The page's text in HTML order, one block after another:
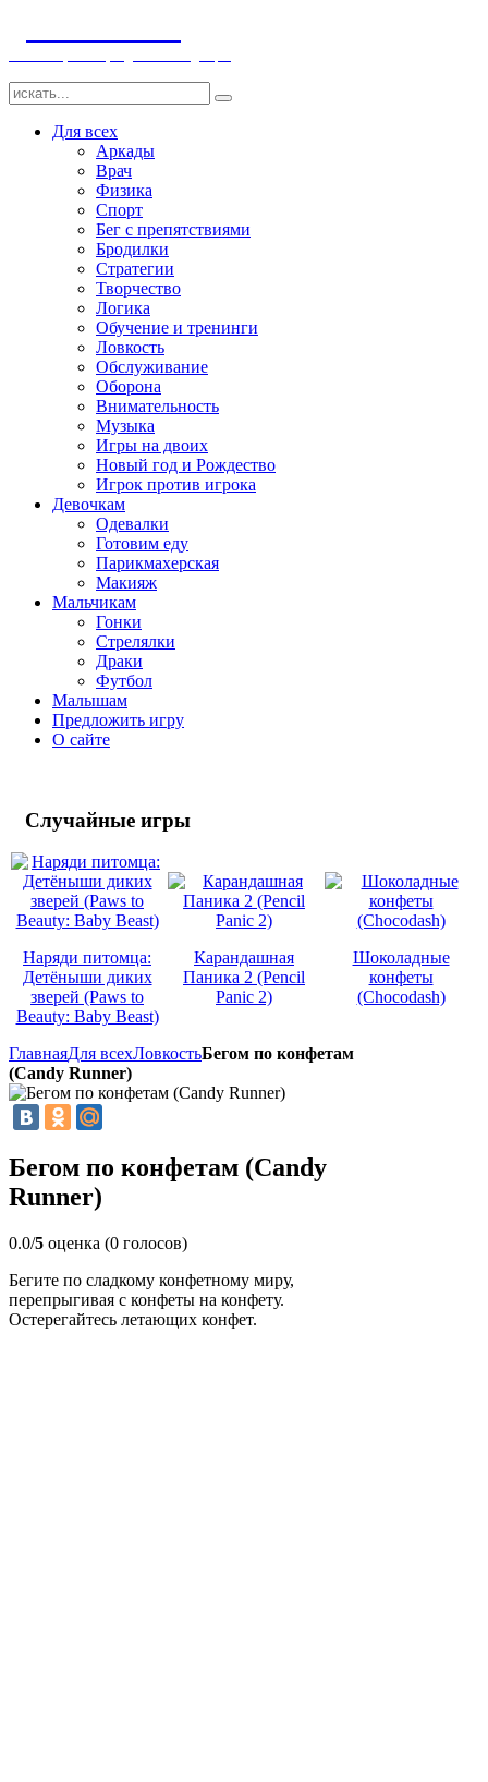
Для всех
Аркады
Врач
Физика
Спорт
Бег с препятствиями
Бродилки
Стратегии
Творчество
Логика
Обучение и тренинги
Ловкость
Обслуживание
Оборона
Внимательность
Музыка
Игры на двоих
Новый год и Рождество
Игрок против игрока
Девочкам
Одевалки
Готовим еду
Парикмахерская
Макияж
Мальчикам
Гонки
Стрелялки
Драки
Футбол
Малышам
Предложить игру
О сайте
Случайные игры
Наряди питомца:
Детёныши диких
зверей (Paws to
Beauty: Baby Beast)
Карандашная
Паника 2 (Pencil
Panic 2)
Шоколадные
конфеты
(Chocodash)
ГлавнаяДля всехЛовкостьБегом по конфетам
(Candy Runner)
Бегом по конфетам (Candy
Runner)
0.0/5 оценка (0 голосов)
Бегите по сладкому конфетному миру,
перепрыгивая с конфеты на конфету.
Остерегайтесь летающих конфет.